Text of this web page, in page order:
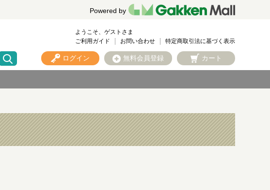
Powered by
ようこそ、ゲストさま
ご利用ガイド
お問い合わせ 特定商取引法に基づく表示
ログイン 無料会員登録 カート